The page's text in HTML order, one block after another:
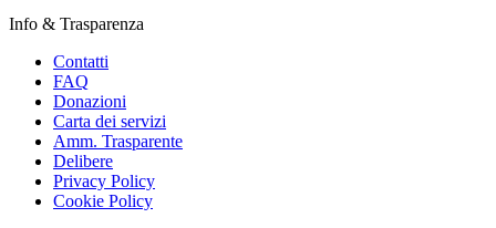
Info & Trasparenza
Contatti
FAQ
Donazioni
Carta dei servizi
Amm. Trasparente
Delibere
Privacy Policy
Cookie Policy